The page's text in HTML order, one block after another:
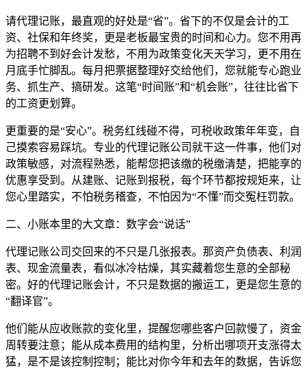
请代理记账，最直观的好处是“省”。省下的不仅是会计的工
资、社保和年终奖，更是老板最宝贵的时间和心力。您不用再
为招聘不到好会计发愁，不用为政策变化天天学习，更不用在
月底手忙脚乱。每月把票据整理好交给他们，您就能专心跑业
务、抓生产、搞研发。这笔“时间账”和“机会账”，往往比省下
的工资更划算。
更重要的是“安心”。税务红线碰不得，可税收政策年年变，自
己摸索容易踩坑。专业的代理记账公司就干这一件事，他们对
政策敏感，对流程熟悉，能帮您把该缴的税缴清楚，把能享的
优惠享受到。从建账、记账到报税，每个环节都按规矩来，让
您心里踏实，不怕税务稽查，不怕因为“不懂”而交冤枉罚款。
二、小账本里的大文章：数字会“说话”
代理记账公司交回来的不只是几张报表。那资产负债表、利润
表、现金流量表，看似冰冷枯燥，其实藏着您生意的全部秘
密。好的代理记账会计，不只是数据的搬运工，更是您生意的
“翻译官”。
他们能从应收账款的变化里，提醒您哪些客户回款慢了，资金
周转要注意；能从成本费用的结构里，分析出哪项开支涨得太
猛，是不是该控制控制；能比对你今年和去年的数据，告诉您